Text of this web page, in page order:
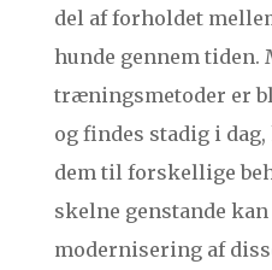
del af forholdet
hunde gennem tiden.
træningsmetoder er
og findes stadig i
dem til forskellige
skelne genstande
modernisering af